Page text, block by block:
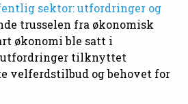
sektor: utfordringer og
trusselen fra økonomisk
økonomi ble satt i
utfordringer tilknyttet
velferdstilbud og behovet for